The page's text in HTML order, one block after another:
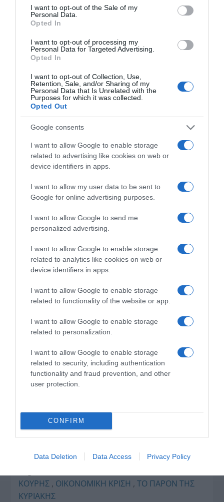
consent section.
I want to opt-out of the Sale of my
Personal Data.
Opted In
I want to opt-out of processing my
Personal Data for Targeted Advertising.
Opted In
I want to opt-out of Collection, Use,
Retention, Sale, and/or Sharing of my
Personal Data that Is Unrelated with the
Purposes for which it was collected.
Opted Out
Google consents
I want to allow Google to enable storage
related to advertising like cookies on web or
device identifiers in apps.
I want to allow my user data to be sent to
Google for online advertising purposes.
I want to allow Google to send me
personalized advertising.
I want to allow Google to enable storage
related to analytics like cookies on web or
device identifiers in apps.
I want to allow Google to enable storage
related to functionality of the website or app.
I want to allow Google to enable storage
related to personalization.
I want to allow Google to enable storage
related to security, including authentication
functionality and fraud prevention, and other
user protection.
CONFIRM
Data Deletion Data Access Privacy Policy
Τηλεοπτικά
«Μαγειρέματα»,
Ψηφιακοί Πόλεμοι και
ένα… Τσουνάμι
Αλλαγών: Η Εβδομάδα
που Ανακάτεψε την
Τράπουλα των
«Τυπολογίες» στο
YouTube: Ο Δήμος
ΤΣΟΥΝΑΜΙ ψηφιακής οργής… συμπαρασύρει την
κυβέρνηση
Ξορκίζουν τις διπλές
Ο καιρός των
με δυνατούς βοριάδες
και σταδιακή άνοδο
της θερμοκρασίας
Facebook
X
LinkedIn
ΚΟΥΡΗΣ , ΟΙΚΟΝΟΜΙΚΗ ΚΡΙΣΗ ,ΤΟ ΠΑΡΟΝ ΤΗΣ
ΚΥΡΙΑΚΗΣ